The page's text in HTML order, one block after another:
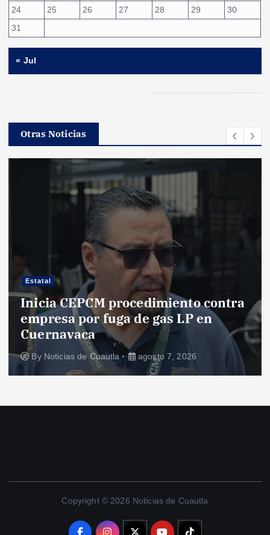
24
25 26 27 28 29
30
31
« Jul
Otras Noticias
Estatal
Inicia CEPCM procedimiento contra
empresa por fuga de gas LP en
Cuernavaca
By Noticias de Cuautla agosto 7, 2026
Copyright © 2026 Noticias de Cuautla